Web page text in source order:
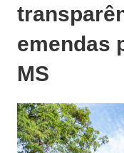
emendas
MS